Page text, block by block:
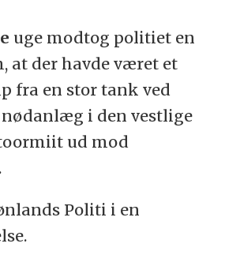
uge modtog politiet en
at der havde været et
fra en stor tank ved
i den vestlige
ud mod
Politi i en